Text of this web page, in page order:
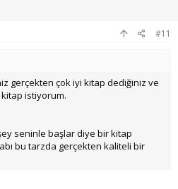
#11
gerçekten çok iyi kitap dediğiniz ve
istiyorum.
seninle başlar diye bir kitap
bu tarzda gerçekten kaliteli bir